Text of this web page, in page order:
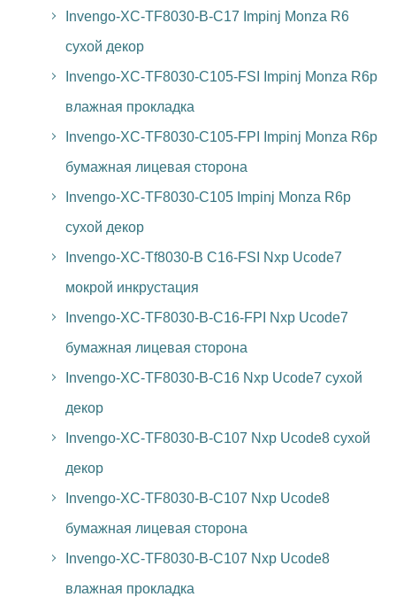
Invengo-XC-TF8030-B-C17 Impinj Monza R6
сухой декор
Invengo-XC-TF8030-C105-FSI Impinj Monza R6p
влажная прокладка
Invengo-XC-TF8030-C105-FPI Impinj Monza R6p
бумажная лицевая сторона
Invengo-XC-TF8030-C105 Impinj Monza R6p
сухой декор
Invengo-XC-Tf8030-B C16-FSI Nxp Ucode7
мокрой инкрустация
Invengo-XC-TF8030-B-C16-FPI Nxp Ucode7
бумажная лицевая сторона
Invengo-XC-TF8030-B-C16 Nxp Ucode7 сухой
декор
Invengo-XC-TF8030-B-C107 Nxp Ucode8 сухой
декор
Invengo-XC-TF8030-B-C107 Nxp Ucode8
бумажная лицевая сторона
Invengo-XC-TF8030-B-C107 Nxp Ucode8
влажная прокладка